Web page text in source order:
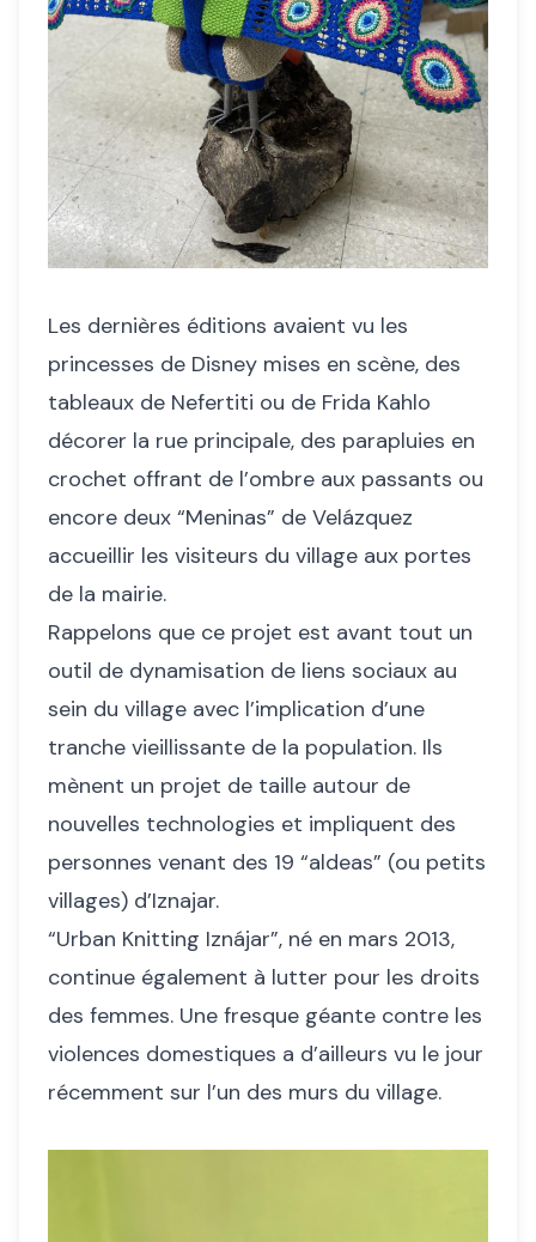
Les dernières éditions avaient vu les
princesses de Disney mises en scène, des
tableaux de Nefertiti ou de Frida Kahlo
décorer la rue principale, des parapluies en
crochet offrant de l’ombre aux passants ou
encore deux “Meninas” de Velázquez
accueillir les visiteurs du village aux portes
de la mairie.
Rappelons que ce projet est avant tout un
outil de dynamisation de liens sociaux au
sein du village avec l’implication d’une
tranche vieillissante de la population. Ils
mènent un projet de taille autour de
nouvelles technologies et impliquent des
personnes venant des 19 “aldeas” (ou petits
villages) d’Iznajar.
“Urban Knitting Iznájar”, né en mars 2013,
continue également à lutter pour les droits
des femmes. Une fresque géante contre les
violences domestiques a d’ailleurs vu le jour
récemment sur l’un des murs du village.